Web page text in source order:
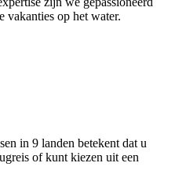
vakanties op het water.
in 9 landen betekent dat u
of kunt kiezen uit een